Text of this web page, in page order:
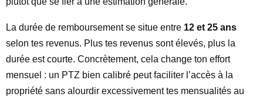
La durée de remboursement se situe entre 12 et 25 ans
selon tes revenus. Plus tes revenus sont élevés, plus la
durée est courte. Concrètement, cela change ton effort
mensuel : un PTZ bien calibré peut faciliter l’accès à la
propriété sans alourdir excessivement tes mensualités au